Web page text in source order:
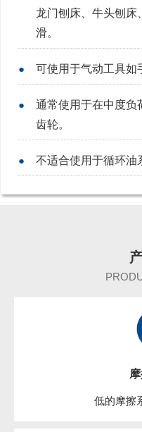
龙门刨床、牛头刨床
滑。
● 可使用于气动工具如
●
通常使用于在中度负
齿轮。
● 不适合使用于循环油
低的摩擦